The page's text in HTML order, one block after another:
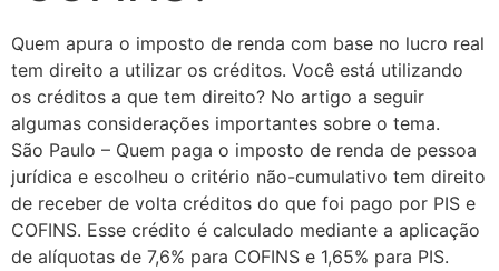
Quem apura o imposto de renda com base no lucro real
tem direito a utilizar os créditos. Você está utilizando
os créditos a que tem direito? No artigo a seguir
algumas considerações importantes sobre o tema.
São Paulo – Quem paga o imposto de renda de pessoa
jurídica e escolheu o critério não-cumulativo tem direito
de receber de volta créditos do que foi pago por PIS e
COFINS. Esse crédito é calculado mediante a aplicação
de alíquotas de 7,6% para COFINS e 1,65% para PIS.